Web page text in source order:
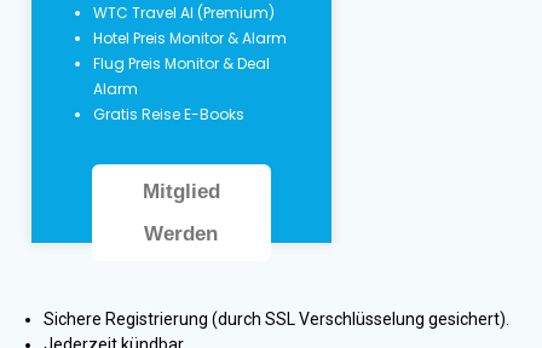
WTC Travel AI (Premium)
Hotel Preis Monitor & Alarm
Flug Preis Monitor & Deal
Alarm
Gratis Reise E-Books
Mitglied
Werden
Sichere Registrierung (durch SSL Verschlüsselung gesichert).